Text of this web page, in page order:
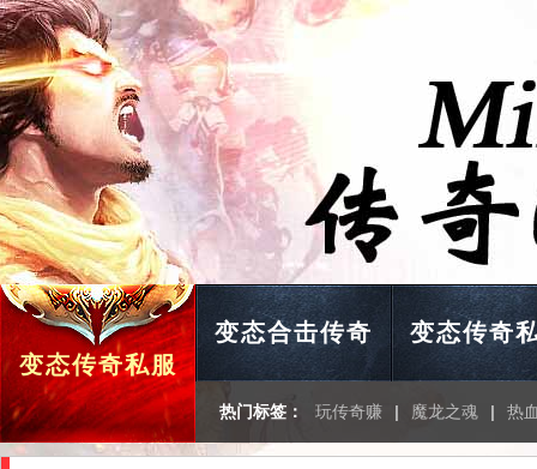
变态传奇私服
变态合击传奇 变态传奇
热门标签： 玩传奇赚 | 魔龙之魂 | 热